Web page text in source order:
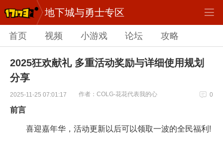
地下城与勇士专区
首页 视频 小游戏 论坛 攻略
2025狂欢献礼 多重活动奖励与详细使用规划
分享
2025-11-25 07:01:17 作者：COLG-花花代表我的心 0
前言
喜迎嘉年华，活动更新以后可以领取一波的全民福利!